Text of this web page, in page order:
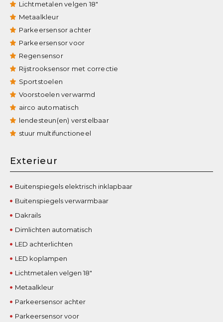
Lichtmetalen velgen 18"
Metaalkleur
Parkeersensor achter
Parkeersensor voor
Regensensor
Rijstrooksensor met correctie
Sportstoelen
Voorstoelen verwarmd
airco automatisch
lendesteun(en) verstelbaar
stuur multifunctioneel
Exterieur
Buitenspiegels elektrisch inklapbaar
Buitenspiegels verwarmbaar
Dakrails
Dimlichten automatisch
LED achterlichten
LED koplampen
Lichtmetalen velgen 18"
Metaalkleur
Parkeersensor achter
Parkeersensor voor